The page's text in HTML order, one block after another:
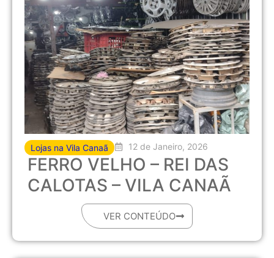
Lojas na Vila Canaã 12 de Janeiro, 2026
FERRO VELHO – REI DAS
CALOTAS – VILA CANAÃ
VER CONTEÚDO